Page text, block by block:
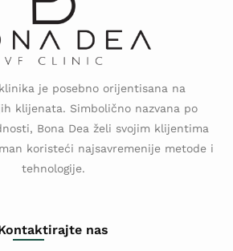
je posebno orijentisana na
klijenata. Simbolično nazvana po
Bona Dea želi svojim klijentima
koristeći najsavremenije metode i
tehnologije.
nas